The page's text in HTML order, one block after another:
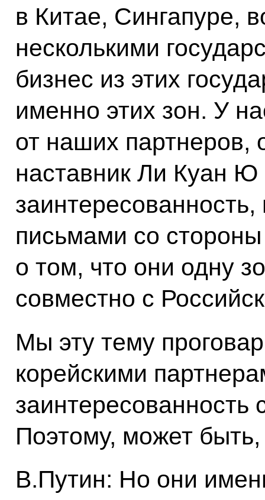
в Китае, Сингапуре,
несколькими
бизнес из этих
именно этих зон. У
от наших партнеров,
наставник Ли Куан
письмами со
о том, что они одну
совместно с
Мы эту тему
корейскими
заинтересованность
Поэтому, может
В.Путин: Но они